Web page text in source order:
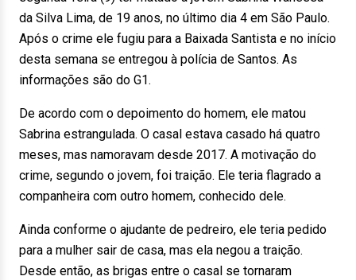
da Silva Lima, de 19 anos, no último dia 4 em São Paulo.
Após o crime ele fugiu para a Baixada Santista e no início
desta semana se entregou à polícia de Santos. As
informações são do G1.
De acordo com o depoimento do homem, ele matou
Sabrina estrangulada. O casal estava casado há quatro
meses, mas namoravam desde 2017. A motivação do
crime, segundo o jovem, foi traição. Ele teria flagrado a
companheira com outro homem, conhecido dele.
Ainda conforme o ajudante de pedreiro, ele teria pedido
para a mulher sair de casa, mas ela negou a traição.
Desde então, as brigas entre o casal se tornaram